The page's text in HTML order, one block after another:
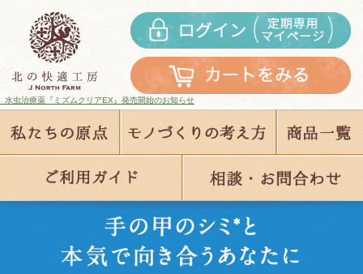
』発売開始のお知らせ